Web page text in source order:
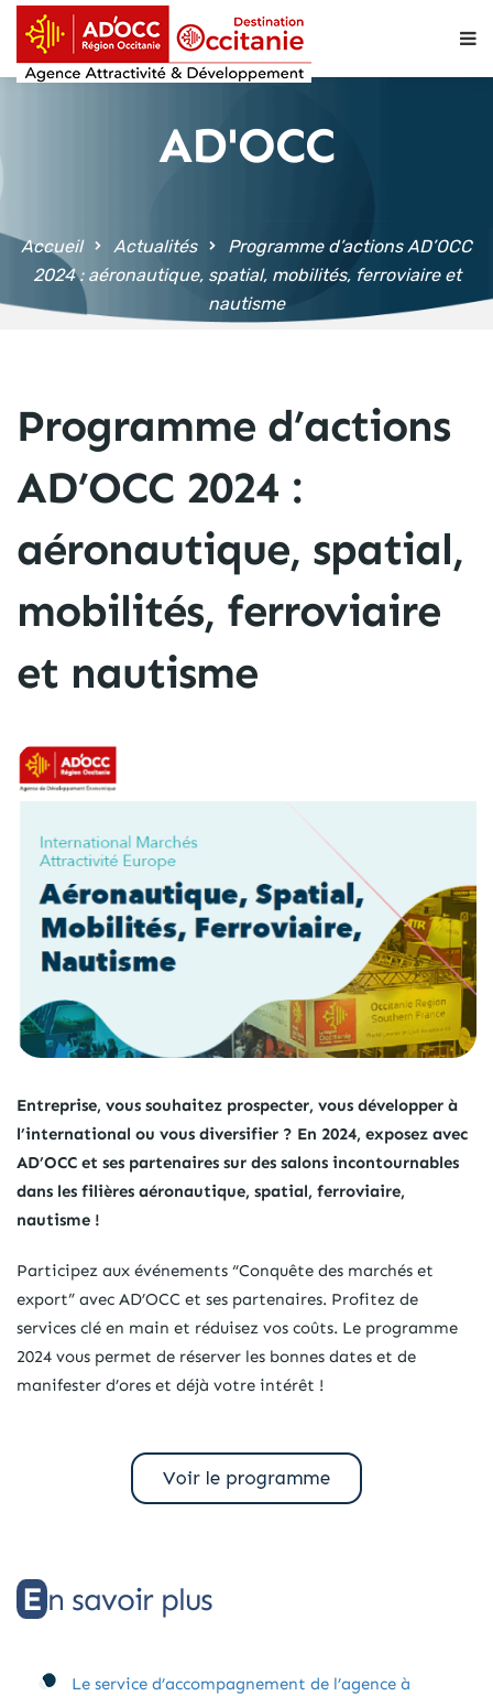
principal
AD'OCC
Accueil Actualités
Programme d’actions AD’OCC
2024 : aéronautique, spatial, mobilités, ferroviaire et
nautisme
Programme d’actions
AD’OCC 2024 :
aéronautique, spatial,
mobilités, ferroviaire
et nautisme
Entreprise, vous souhaitez prospecter, vous développer à
l’international ou vous diversifier ? En 2024, exposez avec
AD’OCC et ses partenaires sur des salons incontournables
dans les filières aéronautique, spatial, ferroviaire,
nautisme !
Participez aux événements “Conquête des marchés et
export” avec AD’OCC et ses partenaires. Profitez de
services clé en main et réduisez vos coûts. Le programme
2024 vous permet de réserver les bonnes dates et de
manifester d’ores et déjà votre intérêt !
En savoir plus
Le service d’accompagnement de l’agence à